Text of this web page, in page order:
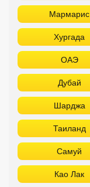
Мармарис
Хургада
ОАЭ
Дубай
Шарджа
Таиланд
Самуй
Као Лак